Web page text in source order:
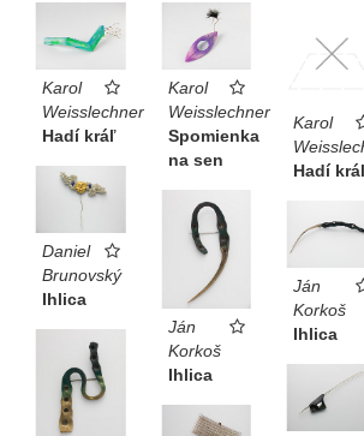
Karol
Weisslechner
Hadí kráľ
Karol
Weisslechner
Spomienka
na sen
Karol
Hadí
Daniel
Brunovský
Ihlica
Ján
Korkoš
Ihlica
Ján
Korkoš
Ihlica